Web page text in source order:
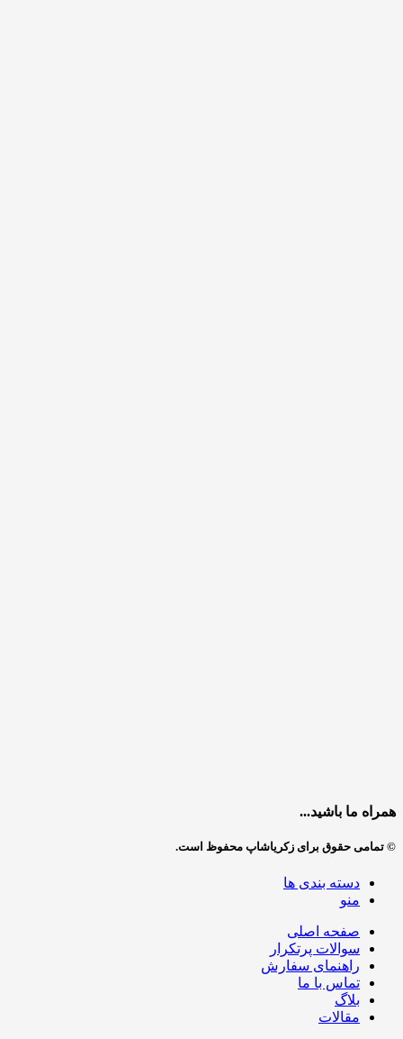
همراه ما باشید...
© تمامی حقوق برای زکریاشاپ محفوظ است.
دسته بندی ها
منو
صفحه اصلی
سوالات پرتکرار
راهنمای سفارش
تماس با ما
بلاگ
مقالات